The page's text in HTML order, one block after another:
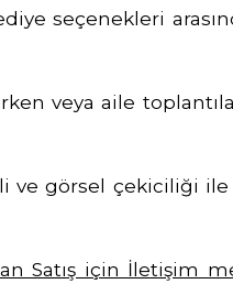
seçenekleri
veya aile
ve görsel çekiciliği
Satış için İletişim